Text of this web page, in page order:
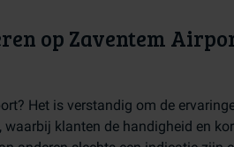
op Zaventem
Het is verstandig om de
klanten de handigheid en